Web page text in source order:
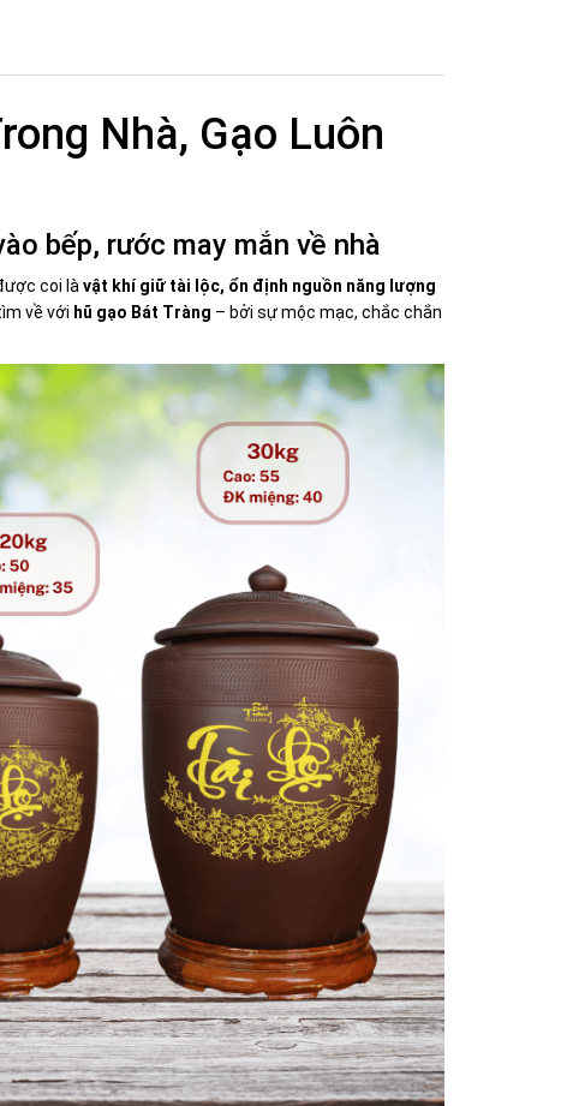
Nhà, Gạo Luôn
bếp, rước may mắn về nhà
coi là vật khí giữ tài lộc, ổn định nguồn năng lượng
về với hũ gạo Bát Tràng – bởi sự mộc mạc, chắc chắn